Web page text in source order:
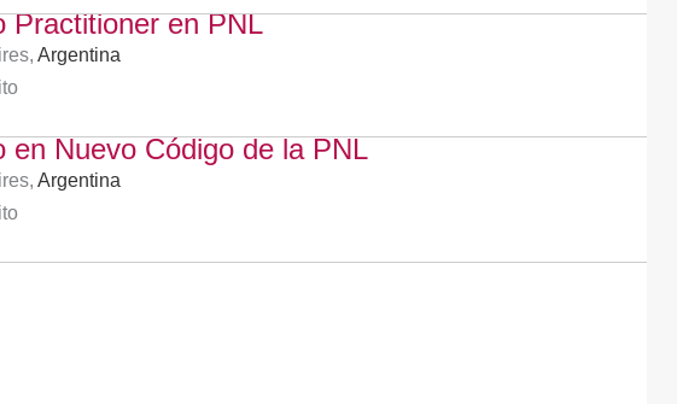
Practitioner en PNL
Argentina
en Nuevo Código de la PNL
Argentina